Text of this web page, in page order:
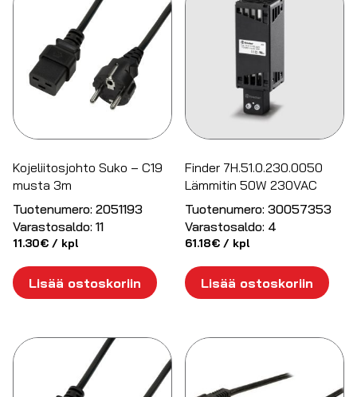
Kojeliitosjohto Suko – C19
musta 3m
Tuotenumero: 2051193
Varastosaldo: 11
11.30€ / kpl
Lisää ostoskoriin
Finder 7H.51.0.230.0050
Lämmitin 50W 230VAC
Tuotenumero: 30057353
Varastosaldo: 4
61.18€ / kpl
Lisää ostoskoriin